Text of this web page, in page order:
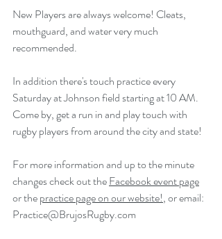
New Players are always welcome! Cleats,
mouthguard, and water very much
recommended.
In addition there's touch practice every
Saturday at Johnson field starting at 10 AM.
Come by, get a run in and play touch with
rugby players from around the city and state!
For more information and up to the minute
changes check out the Facebook event page
or the practice page on our website!, or email:
Practice@BrujosRugby.com